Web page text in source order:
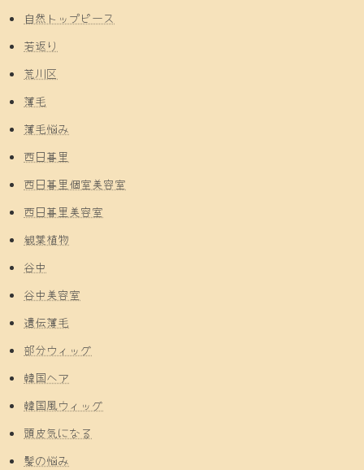
自然トップピース
若返り
荒川区
薄毛
薄毛悩み
西日暮里
西日暮里個室美容室
西日暮里美容室
観葉植物
谷中
谷中美容室
遺伝薄毛
部分ウィッグ
韓国ヘア
韓国風ウィッグ
頭皮気になる
髪の悩み